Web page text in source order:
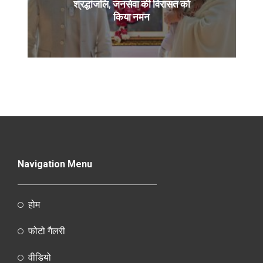
श्रद्धांजलि, जनसेवा की विरासत को
किया नमन
Navigation Menu
होम
फोटो गैलरी
वीडियो